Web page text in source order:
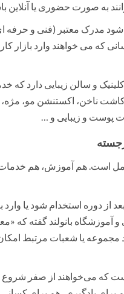
به صورت حضوری یا آنلاین
شود مدرک معتبر (فنی و حرفه
که می خواهند وارد بازار کار
و سالن زیبایی دارد که
ناخن، اکستنشن مو، مژه،
پوست و زیبایی و …
است. هم آموزش، هم
از دوره استخدام شود یا وارد
و آموزشگاه بانولند گفته که
مجموعه یا شعبات مرتبط
که می‌خواهند از صفر شروع